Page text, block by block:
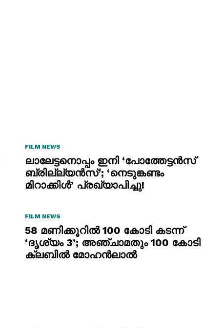
FILM NEWS
ലാലേട്ടനൊപ്പം ഇനി ‘പോത്തേട്ടൻസ്
ബ്രില്ല്യൻസ്’; ‘നെടുങ്കണ്ടം
മിറാക്കിൾ’ പ്രഖ്യാപിച്ചു!
FILM NEWS
58 മണിക്കൂറിൽ 100 കോടി കടന്ന്
‘ദൃശ്യം 3’; അഞ്ചാമതും 100 കോടി
ക്ലബിൽ മോഹൻലാൽ